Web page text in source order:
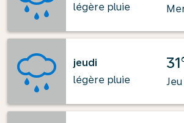
légère pluie
jeudi
légère pluie